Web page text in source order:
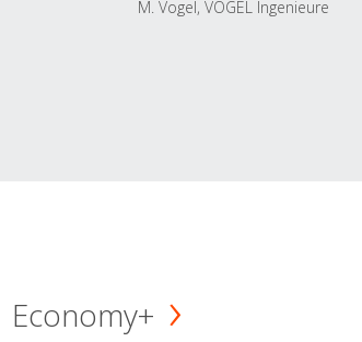
M. Vogel, VOGEL Ingenieure
Economy+